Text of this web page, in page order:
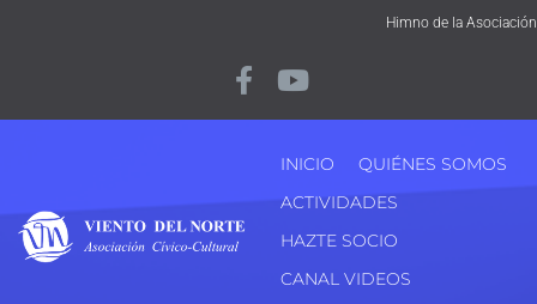
Himno de la Asociación
INICIO
QUIÉNES SOMOS
ACTIVIDADES
HAZTE SOCIO
CANAL VIDEOS